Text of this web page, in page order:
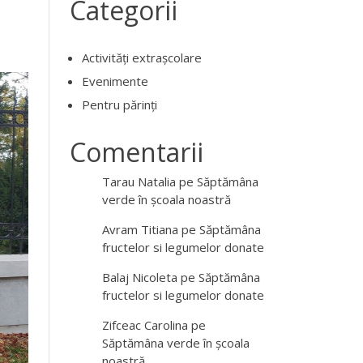
Categorii
Activităţi extraşcolare
Evenimente
Pentru părinţi
Comentarii
Tarau Natalia pe Săptămâna
verde în școala noastră
Avram Titiana pe Săptămâna
fructelor si legumelor donate
Balaj Nicoleta pe Săptămâna
fructelor si legumelor donate
Zifceac Carolina pe
Săptămâna verde în școala